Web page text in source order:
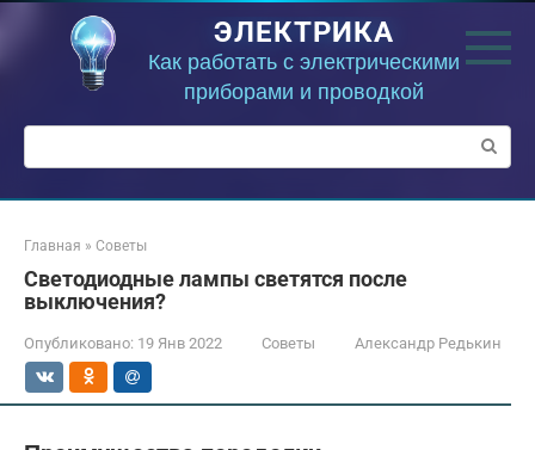
ЭЛЕКТРИКА
Как работать с электрическими
приборами и проводкой
Поиск:
Главная » Советы
Светодиодные лампы светятся после
выключения?
Опубликовано: 19 Янв 2022 Советы Александр Редькин